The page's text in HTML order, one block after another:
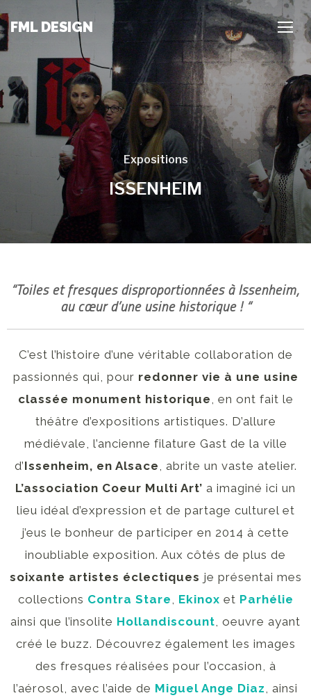
FML DESIGN
Expositions
ISSENHEIM
“Toiles et fresques disproportionnées à Issenheim,
au cœur d’une usine historique ! “
C’est l’histoire d’une véritable collaboration de
passionnés qui, pour redonner vie à une usine
classée monument historique, en ont fait le
théâtre d’expositions artistiques. D’allure
médiévale, l’ancienne filature Gast de la ville
d’Issenheim, en Alsace, abrite un vaste atelier.
L’association Coeur Multi Art’ a imaginé ici un
lieu idéal d’expression et de partage culturel et
j’eus le bonheur de participer en 2014 à cette
inoubliable exposition. Aux côtés de plus de
soixante artistes éclectiques je présentai mes
collections Contra Stare, Ekinox et Parhélie
ainsi que l’insolite Hollandiscount, oeuvre ayant
créé le buzz. Découvrez également les images
des fresques réalisées pour l’occasion, à
l’aérosol, avec l’aide de Miguel Ange Diaz, ainsi